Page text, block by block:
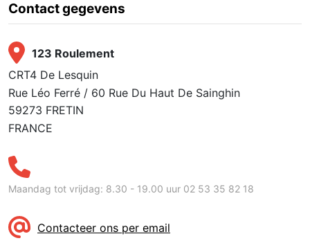
Contact gegevens
123 Roulement
CRT4 De Lesquin
Rue Léo Ferré / 60 Rue Du Haut De Sainghin
59273 FRETIN
FRANCE
Maandag tot vrijdag: 8.30 - 19.00 uur 02 53 35 82 18
Contacteer ons per email